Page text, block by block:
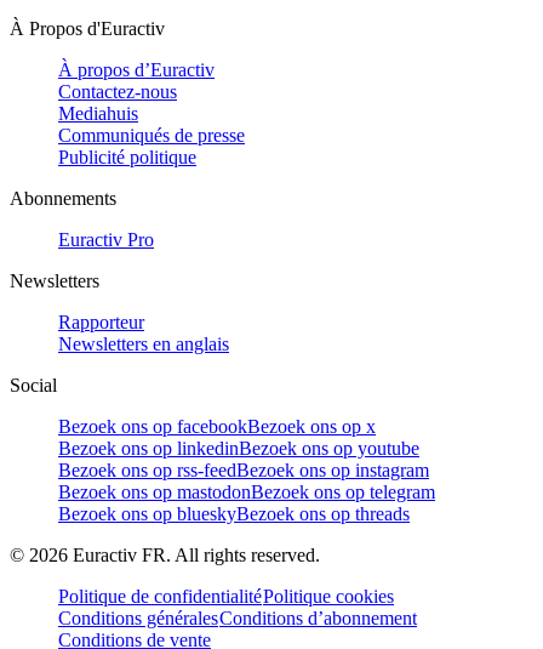
À Propos d'Euractiv
À propos d’Euractiv
Contactez-nous
Mediahuis
Communiqués de presse
Publicité politique
Abonnements
Euractiv Pro
Newsletters
Rapporteur
Newsletters en anglais
Social
Bezoek ons op facebookBezoek ons op x
Bezoek ons op linkedinBezoek ons op youtube
Bezoek ons op rss-feedBezoek ons op instagram
Bezoek ons op mastodonBezoek ons op telegram
Bezoek ons op blueskyBezoek ons op threads
© 2026 Euractiv FR. All rights reserved.
Politique de confidentialitéPolitique cookies
Conditions généralesConditions d’abonnement
Conditions de vente